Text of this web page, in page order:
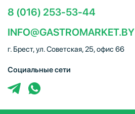
8 (016) 253-53-44
INFO@GASTROMARKET.BY
г. Брест, ул. Советская, 25, офис 66
Социальные сети